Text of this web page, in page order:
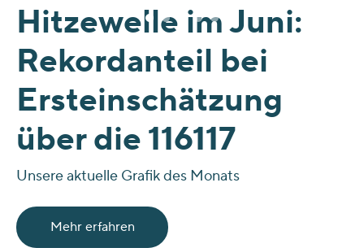
Hitzewelle im Juni:
Rekordanteil bei
Ersteinschätzung
über die 116117
Unsere aktuelle Grafik des Monats
Mehr erfahren